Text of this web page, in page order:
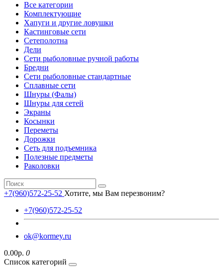
Все категории
Комплектующие
Хапуги и другие ловушки
Кастинговые сети
Сетеполотна
Дели
Сети рыболовные ручной работы
Бредни
Сети рыболовные стандартные
Сплавные сети
Шнуры (Фалы)
Шнуры для сетей
Экраны
Косынки
Переметы
Дорожки
Сеть для подъемника
Полезные предметы
Раколовки
+7(960)572-25-52 Хотите, мы Вам перезвоним?
+7(960)572-25-52
ok@kormey.ru
0.00р. 0
Список категорий